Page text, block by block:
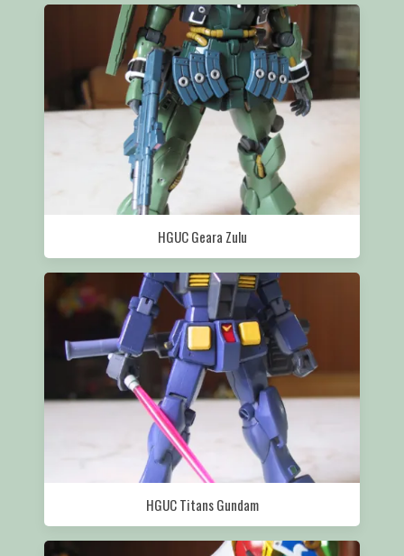
HGUC Geara Zulu
HGUC Titans Gundam